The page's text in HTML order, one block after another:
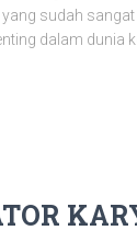
sudah
dalam dunia